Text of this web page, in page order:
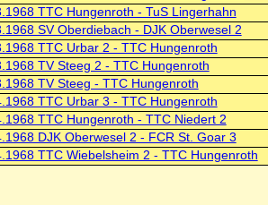
TTC Hungenroth - TuS Lingerhahn
SV Oberdiebach - DJK Oberwesel 2
TTC Urbar 2 - TTC Hungenroth
TV Steeg 2 - TTC Hungenroth
TV Steeg - TTC Hungenroth
TTC Urbar 3 - TTC Hungenroth
TTC Hungenroth - TTC Niedert 2
DJK Oberwesel 2 - FCR St. Goar 3
TTC Wiebelsheim 2 - TTC Hungenroth